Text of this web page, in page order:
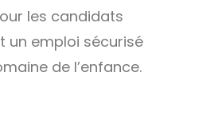
les candidats
un emploi sécurisé
de l’enfance.